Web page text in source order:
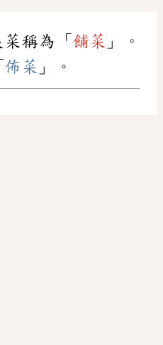
稱為「 餔菜 」。
佈菜 」。